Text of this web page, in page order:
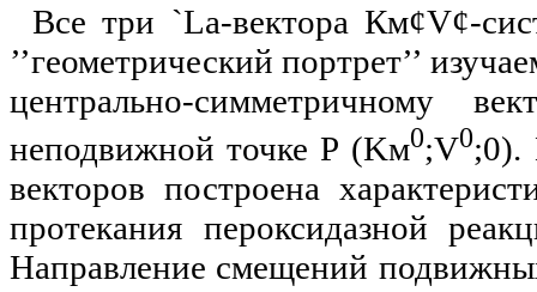
Все три `Lа-вектора Км¢V¢-
’’геометрический портрет’’
центрально-симметричному
неподвижной точке Р (Kм0;V0;0).
векторов построена
протекания пероксидазной
Направление смещений